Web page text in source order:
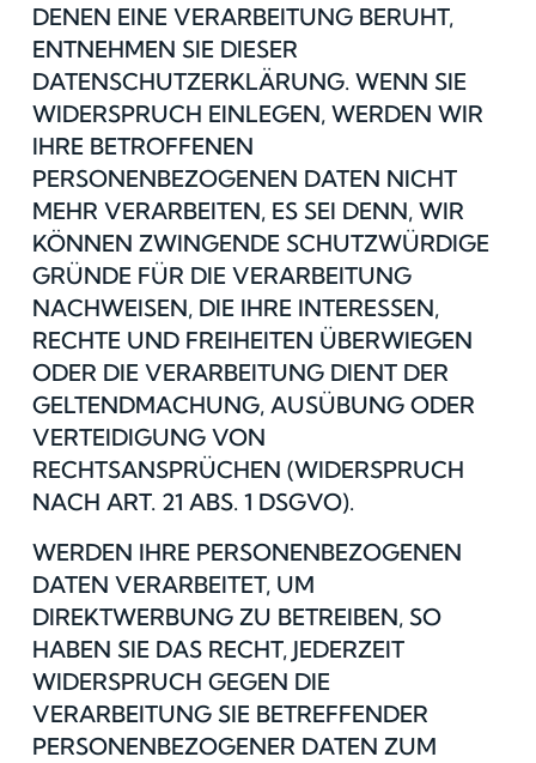
DENEN EINE VERARBEITUNG BERUHT,
ENTNEHMEN SIE DIESER
DATENSCHUTZERKLÄRUNG. WENN SIE
WIDERSPRUCH EINLEGEN, WERDEN WIR
IHRE BETROFFENEN
PERSONENBEZOGENEN DATEN NICHT
MEHR VERARBEITEN, ES SEI DENN, WIR
KÖNNEN ZWINGENDE SCHUTZWÜRDIGE
GRÜNDE FÜR DIE VERARBEITUNG
NACHWEISEN, DIE IHRE INTERESSEN,
RECHTE UND FREIHEITEN ÜBERWIEGEN
ODER DIE VERARBEITUNG DIENT DER
GELTENDMACHUNG, AUSÜBUNG ODER
VERTEIDIGUNG VON
RECHTSANSPRÜCHEN (WIDERSPRUCH
NACH ART. 21 ABS. 1 DSGVO).
WERDEN IHRE PERSONENBEZOGENEN
DATEN VERARBEITET, UM
DIREKTWERBUNG ZU BETREIBEN, SO
HABEN SIE DAS RECHT, JEDERZEIT
WIDERSPRUCH GEGEN DIE
VERARBEITUNG SIE BETREFFENDER
PERSONENBEZOGENER DATEN ZUM